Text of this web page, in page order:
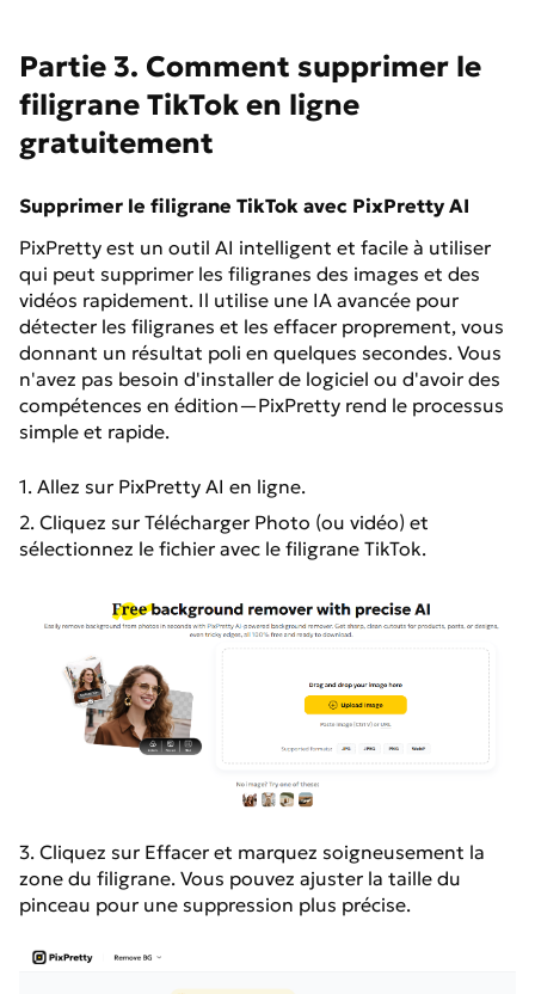
Partie 3. Comment supprimer le
filigrane TikTok en ligne
gratuitement
Supprimer le filigrane TikTok avec PixPretty AI
PixPretty est un outil AI intelligent et facile à utiliser
qui peut supprimer les filigranes des images et des
vidéos rapidement. Il utilise une IA avancée pour
détecter les filigranes et les effacer proprement, vous
donnant un résultat poli en quelques secondes. Vous
n'avez pas besoin d'installer de logiciel ou d'avoir des
compétences en édition—PixPretty rend le processus
simple et rapide.
1. Allez sur PixPretty AI en ligne.
2. Cliquez sur Télécharger Photo (ou vidéo) et
sélectionnez le fichier avec le filigrane TikTok.
3. Cliquez sur Effacer et marquez soigneusement la
zone du filigrane. Vous pouvez ajuster la taille du
pinceau pour une suppression plus précise.